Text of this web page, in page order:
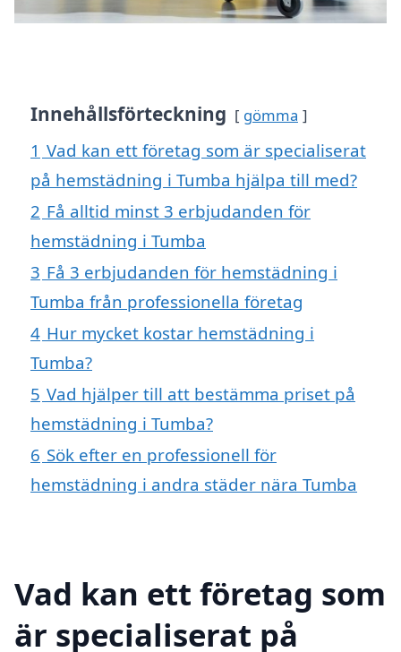
Innehållsförteckning gömma
1 Vad kan ett företag som är specialiserat
på hemstädning i Tumba hjälpa till med?
2 Få alltid minst 3 erbjudanden för
hemstädning i Tumba
3 Få 3 erbjudanden för hemstädning i
Tumba från professionella företag
4 Hur mycket kostar hemstädning i
Tumba?
5 Vad hjälper till att bestämma priset på
hemstädning i Tumba?
6 Sök efter en professionell för
hemstädning i andra städer nära Tumba
Vad kan ett företag som
är specialiserat på